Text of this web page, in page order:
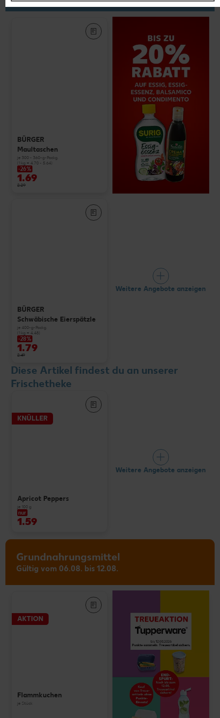
BÜRGER
Maultaschen
je 300 - 360-g-Packg.
(1 kg = 4.70 - 5.64)
-26%
1.69
2.29
BÜRGER
Schwäbische Eierspätzle
je 400-g-Packg.
(1 kg = 4.48)
-28%
1.79
2.49
Weitere Angebote anzeigen
Diese Artikel findest du an unserer
Frischetheke
KNÜLLER
Apricot Peppers
je 100 g
nur
1.59
Weitere Angebote anzeigen
Grundnahrungsmittel
Gültig vom 06.08. bis 12.08.
AKTION
Flammkuchen
je Stück